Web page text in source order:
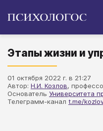
Этапы жизни и
01 октября 2022 г. в 21:27
Автор: Н.И. Козлов,
Основатель Университета
Телеграмм-канал t.me/